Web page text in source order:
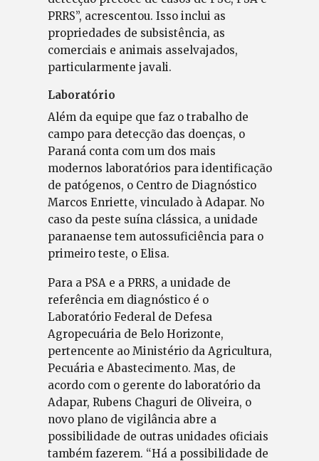
PRRS”, acrescentou. Isso inclui as
propriedades de subsistência, as
comerciais e animais asselvajados,
particularmente javali.
Laboratório
Além da equipe que faz o trabalho de
campo para detecção das doenças, o
Paraná conta com um dos mais
modernos laboratórios para identificação
de patógenos, o Centro de Diagnóstico
Marcos Enriette, vinculado à Adapar. No
caso da peste suína clássica, a unidade
paranaense tem autossuficiência para o
primeiro teste, o Elisa.
Para a PSA e a PRRS, a unidade de
referência em diagnóstico é o
Laboratório Federal de Defesa
Agropecuária de Belo Horizonte,
pertencente ao Ministério da Agricultura,
Pecuária e Abastecimento. Mas, de
acordo com o gerente do laboratório da
Adapar, Rubens Chaguri de Oliveira, o
novo plano de vigilância abre a
possibilidade de outras unidades oficiais
também fazerem. “Há a possibilidade de